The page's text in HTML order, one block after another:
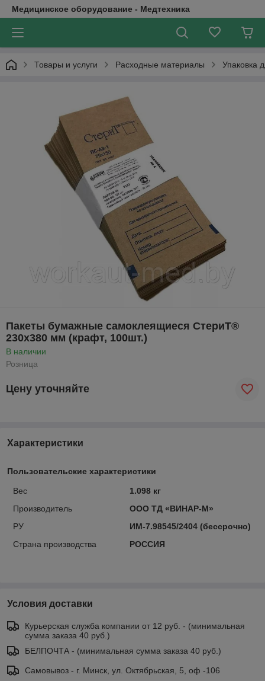
Медицинское оборудование - Медтехника
Товары и услуги Расходные материалы Упаковка
Пакеты бумажные самоклеящиеся СтериТ®
230х380 мм (крафт, 100шт.)
В наличии
Розница
Цену уточняйте
Характеристики
Пользовательские характеристики
Вес
1.098 кг
Производитель
ООО ТД «ВИНАР-М»
РУ
ИМ-7.98545/2404 (бессрочно)
Страна производства
РОССИЯ
Условия доставки
Курьерская служба компании от 12 руб. - (минимальная
сумма заказа 40 руб.)
БЕЛПОЧТА - (минимальная сумма заказа 40 руб.)
Самовывоз - г. Минск, ул. Октябрьская, 5, оф -106